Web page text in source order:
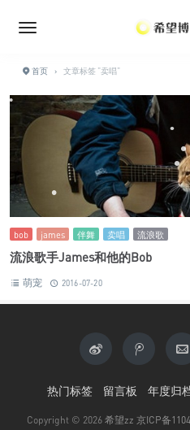
首页 › 文章标签 "卖唱"
bob james 伴舞 卖唱 流浪歌
流浪歌手James和他的Bob
萌宠 2016-07-20
热门标签 留言板 年度归
Copyright © 2026 希望zz 京ICP备
•
•
•
•
•